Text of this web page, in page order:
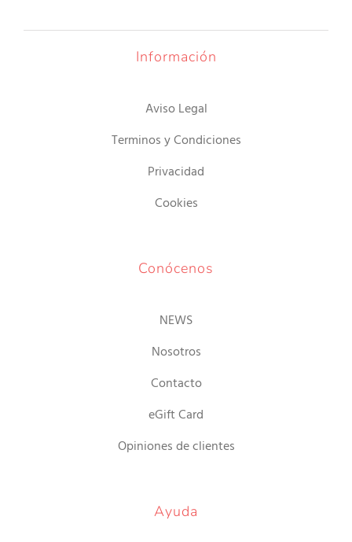
Información
Aviso Legal
Terminos y Condiciones
Privacidad
Cookies
Conócenos
NEWS
Nosotros
Contacto
eGift Card
Opiniones de clientes
Ayuda